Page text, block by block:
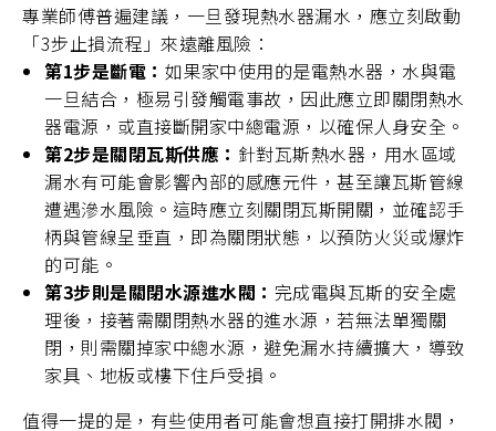
專業師傅普遍建議，一旦發現熱水器漏水，應立刻啟動
「3步止損流程」來遠離風險：
第1步是斷電： 如果家中使用的是電熱水器，水與電
一旦結合，極易引發觸電事故，因此應立即關閉熱水
器電源，或直接斷開家中總電源，以確保人身安全。
第2步是關閉瓦斯供應： 針對瓦斯熱水器，用水區域
漏水有可能會影響內部的感應元件，甚至讓瓦斯管線
遭遇滲水風險。這時應立刻關閉瓦斯開關，並確認手
柄與管線呈垂直，即為關閉狀態，以預防火災或爆炸
的可能。
第3步則是關閉水源進水閥： 完成電與瓦斯的安全處
理後，接著需關閉熱水器的進水源，若無法單獨關
閉，則需關掉家中總水源，避免漏水持續擴大，導致
家具、地板或樓下住戶受損。
值得一提的是，有些使用者可能會想直接打開排水閥，